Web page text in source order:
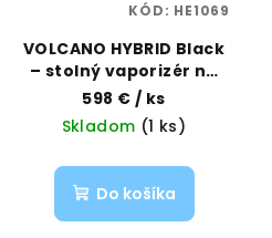
VOLCANO HYBRID Black
– stolný vaporizér na
bylinky | Storz & Bickel |
Vaporama
598 € / ks
Skladom (1 ks)
Do košíka
KÓD: HE1069